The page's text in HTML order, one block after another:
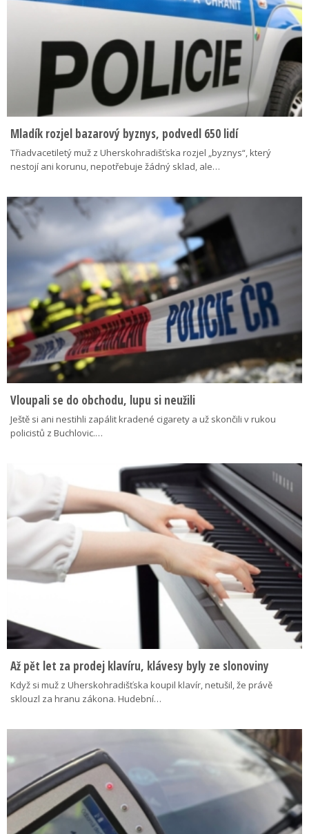
Mladík rozjel bazarový byznys, podvedl 650 lidí
Třiadvacetiletý muž z Uherskohradišťska rozjel „byznys“, který
nestojí ani korunu, nepotřebuje žádný sklad, ale…
Vloupali se do obchodu, lupu si neužili
Ještě si ani nestihli zapálit kradené cigarety a už skončili v rukou
policistů z Buchlovic.…
Až pět let za prodej klavíru, klávesy byly ze slonoviny
Když si muž z Uherskohradišťska koupil klavír, netušil, že právě
sklouzl za hranu zákona. Hudební…